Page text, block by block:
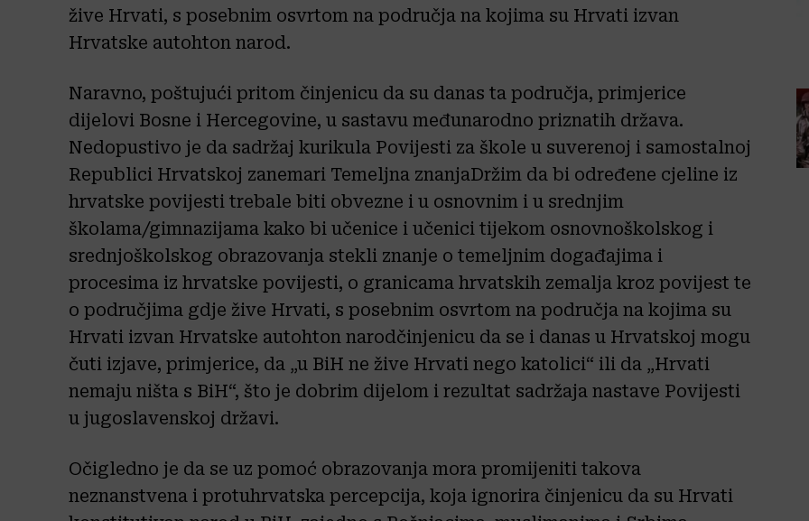
žive Hrvati, s posebnim osvrtom na područja na kojima su Hrvati izvan
Hrvatske autohton narod.
Naravno, poštujući pritom činjenicu da su danas ta područja, primjerice
dijelovi Bosne i Hercegovine, u sastavu međunarodno priznatih država.
Nedopustivo je da sadržaj kurikula Povijesti za škole u suverenoj i samostalnoj
Republici Hrvatskoj zanemari Temeljna znanjaDržim da bi određene cjeline iz
hrvatske povijesti trebale biti obvezne i u osnovnim i u srednjim
školama/gimnazijama kako bi učenice i učenici tijekom osnovnoškolskog i
srednjoškolskog obrazovanja stekli znanje o temeljnim događajima i
procesima iz hrvatske povijesti, o granicama hrvatskih zemalja kroz povijest te
o područjima gdje žive Hrvati, s posebnim osvrtom na područja na kojima su
Hrvati izvan Hrvatske autohton narodčinjenicu da se i danas u Hrvatskoj mogu
čuti izjave, primjerice, da „u BiH ne žive Hrvati nego katolici“ ili da „Hrvati
nemaju ništa s BiH“, što je dobrim dijelom i rezultat sadržaja nastave Povijesti
u jugoslavenskoj državi.
Očigledno je da se uz pomoć obrazovanja mora promijeniti takova
neznanstvena i protuhrvatska percepcija, koja ignorira činjenicu da su Hrvati